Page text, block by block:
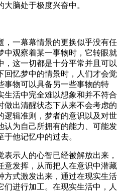
脑处于极度兴奋中。
一幕幕情景的更换似乎没有任
中观察着某一事物时，它转眼就
，这一切都是十分平常并且可以
回忆梦中的情景时，人们才会觉
事物可以具备另一些事物的特
生活中完全难以想象和并不符合
做出清醒状态下从来不会考虑的
逻辑准则，梦者的意识以及对世
认为自己所拥有的能力、可能发
他记忆中的过去。
示人的心智已经被解放出来，
意发挥，从而把人在意识中潜藏
方式激发出来，通过在现实生活
进行加工。在现实生活中，人